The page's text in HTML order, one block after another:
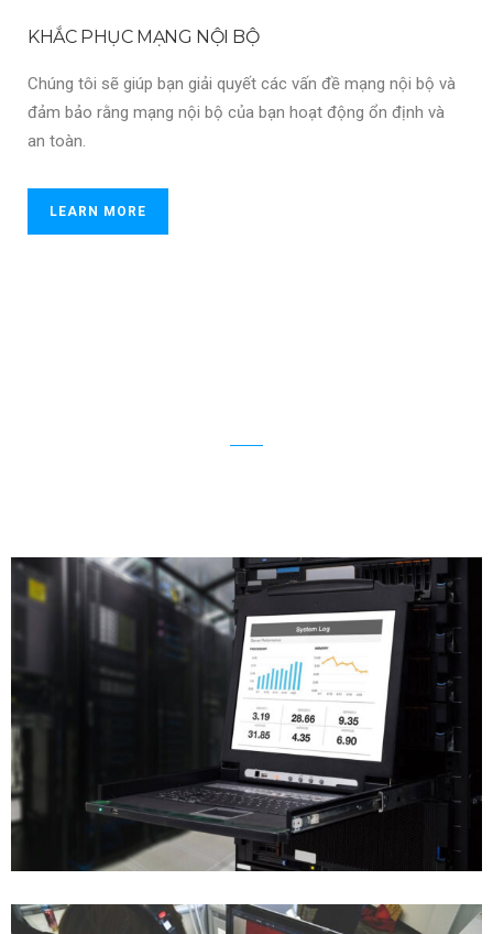
KHẮC PHỤC MẠNG NỘI BỘ
Chúng tôi sẽ giúp bạn giải quyết các vấn đề mạng nội bộ và
đảm bảo rằng mạng nội bộ của bạn hoạt động ổn định và
an toàn.
LEARN MORE